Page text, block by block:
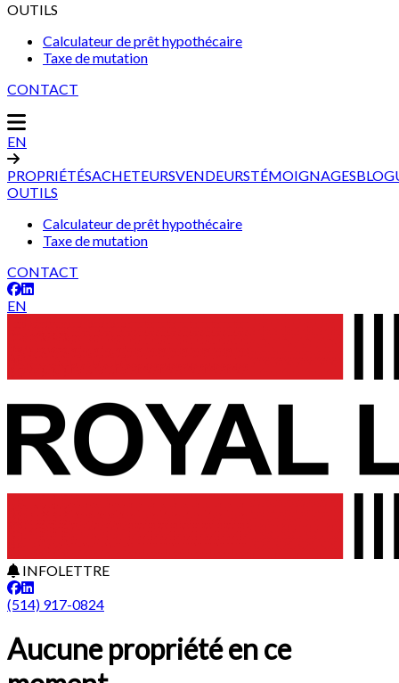
OUTILS
Calculateur de prêt hypothécaire
Taxe de mutation
CONTACT
EN
PROPRIÉTÉSACHETEURSVENDEURSTÉMOIGNAGES
OUTILS
Calculateur de prêt hypothécaire
Taxe de mutation
CONTACT
EN
INFOLETTRE
(514) 917-0824
Aucune propriété en ce